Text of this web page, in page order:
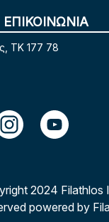
ΕΠΙΚΟΙΝΩΝΙΑ
TK 177 78
2024 Filathlos
powered by